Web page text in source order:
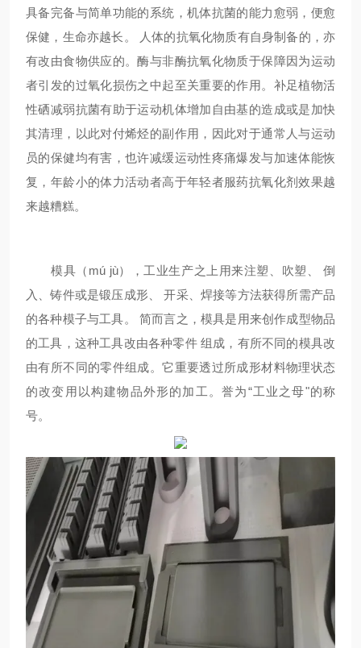
具备完备与简单功能的系统，机体抗菌的能力愈弱，便愈
保健，生命亦越长。 人体的抗氧化物质有自身制备的，亦
有改由食物供应的。酶与非酶抗氧化物质于保障因为运动
者引发的过氧化损伤之中起至关重要的作用。补足植物活
性硒减弱抗菌有助于运动机体增加自由基的造成或是加快
其清理，以此对付烯烃的副作用，因此对于通常人与运动
员的保健均有害，也许减缓运动性疼痛爆发与加速体能恢
复，年龄小的体力活动者高于年轻者服药抗氧化剂效果越
来越糟糕。
模具（mú jù），工业生产之上用来注塑、吹塑、 倒
入、铸件或是锻压成形、 开采、焊接等方法获得所需产品
的各种模子与工具。 简而言之，模具是用来创作成型物品
的工具，这种工具改由各种零件 组成，有所不同的模具改
由有所不同的零件组成。它重要透过所成形材料物理状态
的改变用以构建物品外形的加工。誉为“工业之母"的称
号。